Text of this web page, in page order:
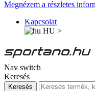
Megnézem a részletes
Kapcsolat
HU >
Nav switch
Keresés
Keresés